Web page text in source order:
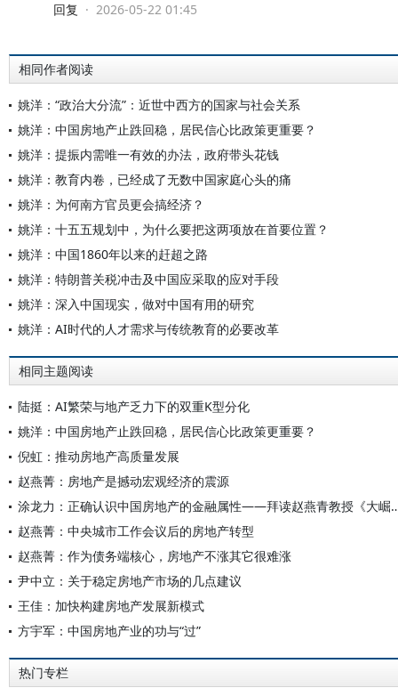
回复 · 2026-05-22 01:45
相同作者阅读
姚洋：“政治大分流”：近世中西方的国家与社会关系
姚洋：中国房地产止跌回稳，居民信心比政策更重要？
姚洋：提振内需唯一有效的办法，政府带头花钱
姚洋：教育内卷，已经成了无数中国家庭心头的痛
姚洋：为何南方官员更会搞经济？
姚洋：十五五规划中，为什么要把这两项放在首要位置？
姚洋：中国1860年以来的赶超之路
姚洋：特朗普关税冲击及中国应采取的应对手段
姚洋：深入中国现实，做对中国有用的研究
姚洋：AI时代的人才需求与传统教育的必要改革
相同主题阅读
陆挺：AI繁荣与地产乏力下的双重K型分化
姚洋：中国房地产止跌回稳，居民信心比政策更重要？
倪虹：推动房地产高质量发展
赵燕菁：房地产是撼动宏观经济的震源
涂龙力：正确认识中国房地产的金融
赵燕菁：中央城市工作会议后的房地产转型
赵燕菁：作为债务端核心，房地产不涨其它很难涨
尹中立：关于稳定房地产市场的几点建议
王佳：加快构建房地产发展新模式
方宇军：中国房地产业的功与“过”
热门专栏